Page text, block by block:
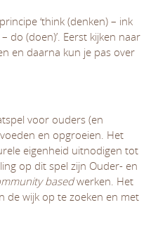
‘think (denken) – ink
do (doen)’. Eerst kijken naar
en daarna kun je pas over
voor ouders (en
en opgroeien. Het
eigenheid uitnodigen tot
op dit spel zijn Ouder- en
basedwerken. Het
de wijk op te zoeken en met